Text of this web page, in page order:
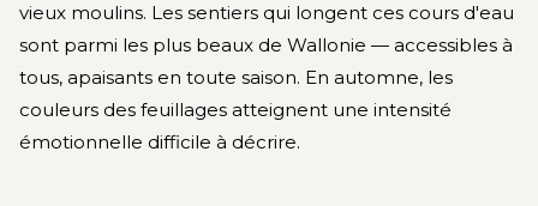
vieux moulins. Les sentiers qui longent ces cours d'eau
sont parmi les plus beaux de Wallonie — accessibles à
tous, apaisants en toute saison. En automne, les
couleurs des feuillages atteignent une intensité
émotionnelle difficile à décrire.